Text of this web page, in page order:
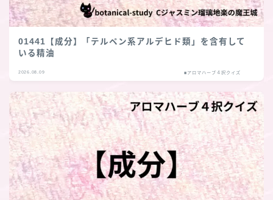
01441【成分】「テルペン系アルデヒド類」を含有して
いる精油
2026.08.09 ■アロマハーブ４択クイズ